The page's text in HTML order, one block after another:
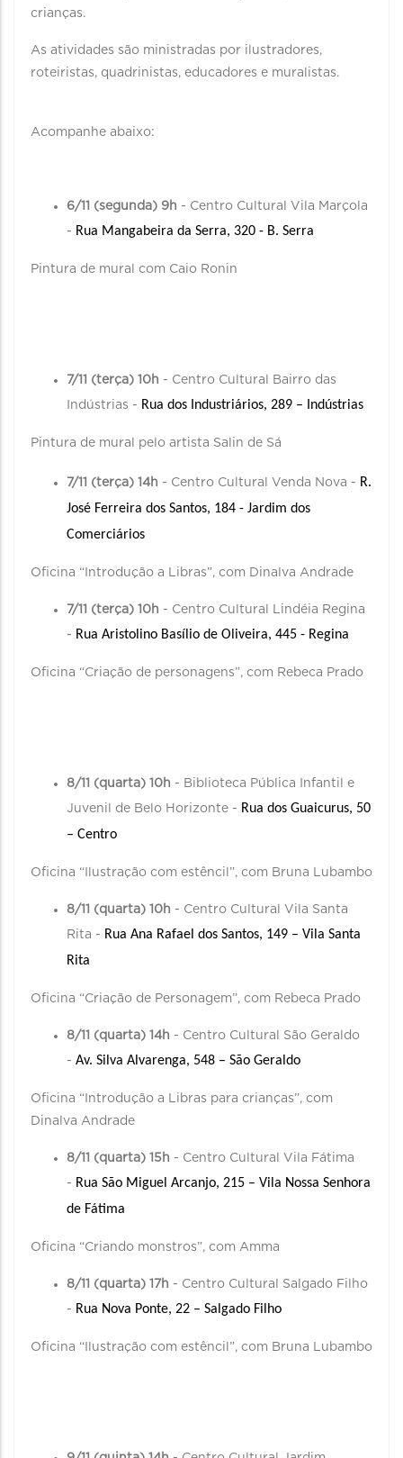
crianças.
As atividades são ministradas por ilustradores,
roteiristas, quadrinistas, educadores e muralistas.
Acompanhe abaixo:
6/11 (segunda) 9h - Centro Cultural Vila Marçola
- Rua Mangabeira da Serra, 320 - B. Serra
Pintura de mural com Caio Ronin
7/11 (terça) 10h - Centro Cultural Bairro das
Indústrias - Rua dos Industriários, 289 – Indústrias
Pintura de mural pelo artista Salin de Sá
7/11 (terça) 14h - Centro Cultural Venda Nova - R.
José Ferreira dos Santos, 184 - Jardim dos
Comerciários
Oficina “Introdução a Libras”, com Dinalva Andrade
7/11 (terça) 10h - Centro Cultural Lindéia Regina
- Rua Aristolino Basílio de Oliveira, 445 - Regina
Oficina “Criação de personagens”, com Rebeca Prado
8/11 (quarta) 10h - Biblioteca Pública Infantil e
Juvenil de Belo Horizonte - Rua dos Guaicurus, 50
– Centro
Oficina “Ilustração com estêncil”, com Bruna Lubambo
8/11 (quarta) 10h - Centro Cultural Vila Santa
Rita - Rua Ana Rafael dos Santos, 149 – Vila Santa
Rita
Oficina “Criação de Personagem”, com Rebeca Prado
8/11 (quarta) 14h - Centro Cultural São Geraldo
- Av. Silva Alvarenga, 548 – São Geraldo
Oficina “Introdução a Libras para crianças”, com
Dinalva Andrade
8/11 (quarta) 15h - Centro Cultural Vila Fátima
- Rua São Miguel Arcanjo, 215 – Vila Nossa Senhora
de Fátima
Oficina “Criando monstros”, com Amma
8/11 (quarta) 17h - Centro Cultural Salgado Filho
- Rua Nova Ponte, 22 – Salgado Filho
Oficina “Ilustração com estêncil”, com Bruna Lubambo